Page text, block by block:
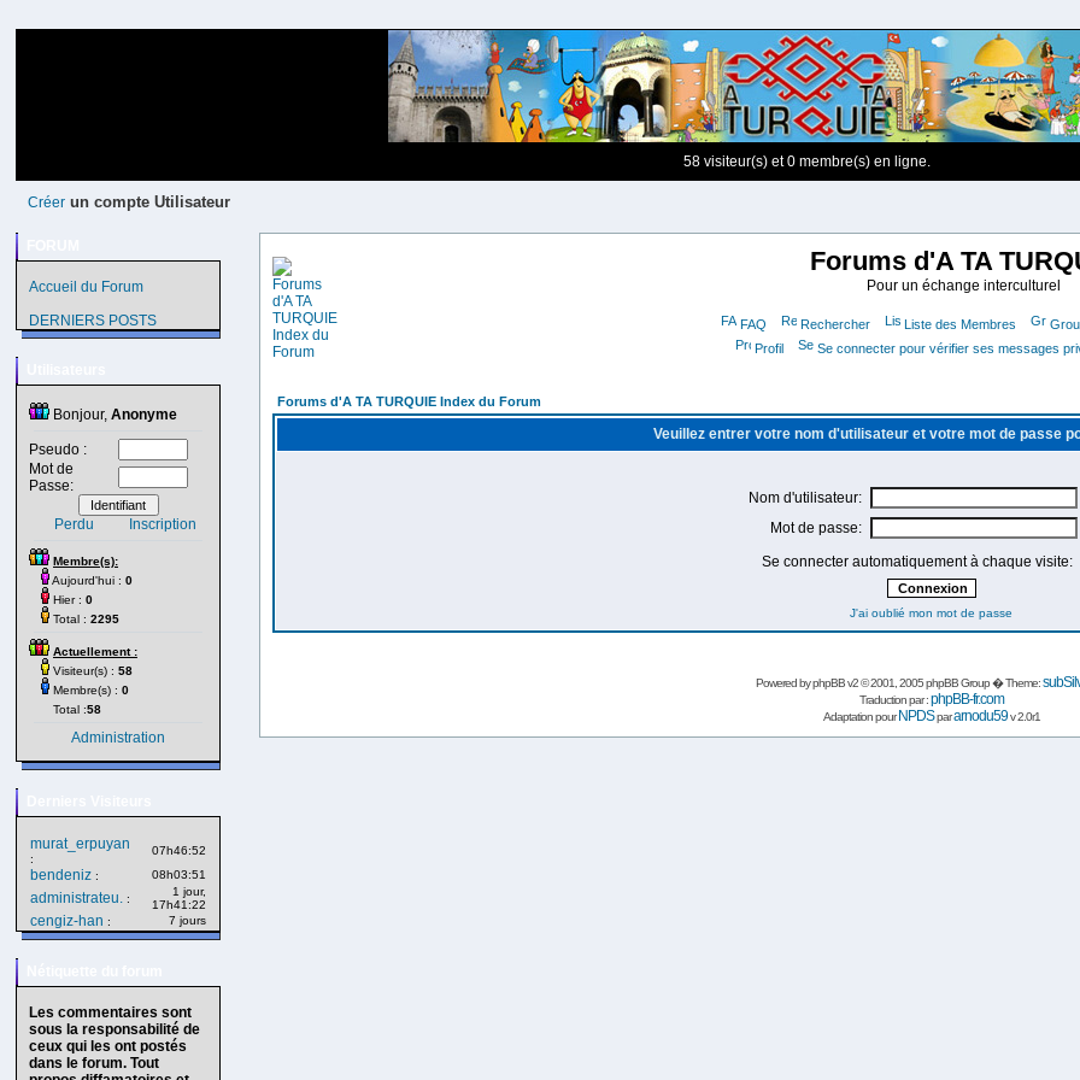
58 visiteur(s) et 0 membre(s) en ligne.
Créer un compte Utilisateur
Accueil du Forum
DERNIERS POSTS
Bonjour, Anonyme
Pseudo :
Mot de
Passe:
Perdu Inscription
Membre(s):
Aujourd'hui : 0
Hier : 0
Total : 2295
Actuellement :
Visiteur(s) : 58
Membre(s) : 0
Total :58
Administration
murat_erpuyan
:
07h46:52
bendeniz : 08h03:51
administrateu. :
1 jour,
17h41:22
cengiz-han : 7 jours
Les commentaires sont
sous la responsabilité de
ceux qui les ont postés
dans le forum. Tout
Forums d'A TA
Pour un échange interculturel
FAQ Rechercher Liste des Membres
Profil
Se connecter pour vérifier ses messages
Forums d'A TA TURQUIE Index du Forum
Veuillez entrer votre nom d'utilisateur et votre mot de passe
Nom d'utilisateur:
Mot de passe:
Se connecter automatiquement à chaque visite:
J'ai oublié mon mot de passe
Powered byphpBBv2 © 2001, 2005 phpBB Group � Theme:
Traduction par :phpBB-fr.com
Adaptation pourNPDSpararnodu59v 2.0r1